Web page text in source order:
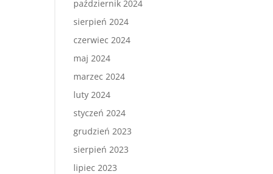
październik 2024
sierpień 2024
czerwiec 2024
maj 2024
marzec 2024
luty 2024
styczeń 2024
grudzień 2023
sierpień 2023
lipiec 2023